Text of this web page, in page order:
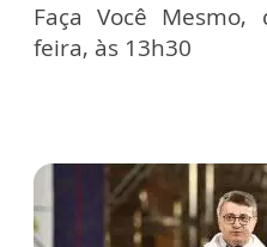
Faça Você
feira, às 13h30